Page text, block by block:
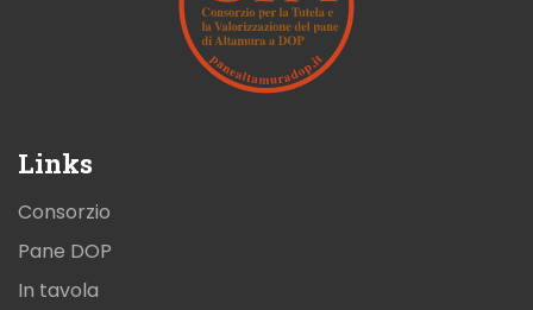
Links
Consorzio
Pane DOP
In tavola